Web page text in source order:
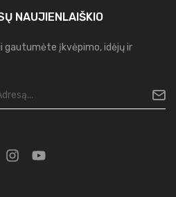
NAUJIENLAIŠKIO
gautumėte įkvėpimo, idėjų ir